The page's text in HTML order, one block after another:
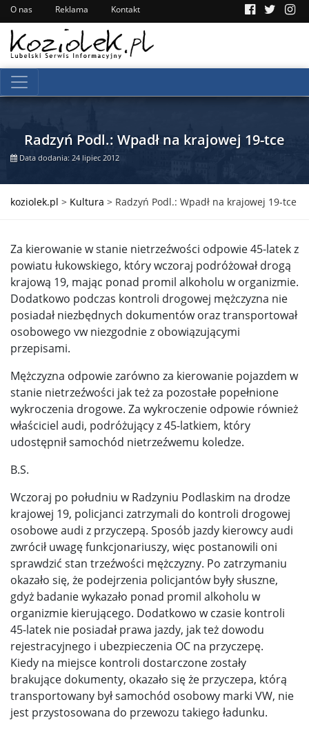
O nas Reklama Kontakt
Radzyń Podl.: Wpadł na krajowej 19-tce
Data dodania: 24 lipiec 2012
koziolek.pl > Kultura > Radzyń Podl.: Wpadł na krajowej 19-tce
Za kierowanie w stanie nietrzeźwości odpowie 45-latek z
powiatu łukowskiego, który wczoraj podróżował drogą
krajową 19, mając ponad promil alkoholu w organizmie.
Dodatkowo podczas kontroli drogowej mężczyzna nie
posiadał niezbędnych dokumentów oraz transportował
osobowego vw niezgodnie z obowiązującymi
przepisami.
Mężczyzna odpowie zarówno za kierowanie pojazdem w
stanie nietrzeźwości jak też za pozostałe popełnione
wykroczenia drogowe. Za wykroczenie odpowie również
właściciel audi, podróżujący z 45-latkiem, który
udostępnił samochód nietrzeźwemu koledze.
B.S.
Wczoraj po południu w Radzyniu Podlaskim na drodze
krajowej 19, policjanci zatrzymali do kontroli drogowej
osobowe audi z przyczepą. Sposób jazdy kierowcy audi
zwrócił uwagę funkcjonariuszy, więc postanowili oni
sprawdzić stan trzeźwości mężczyzny. Po zatrzymaniu
okazało się, że podejrzenia policjantów były słuszne,
gdyż badanie wykazało ponad promil alkoholu w
organizmie kierującego. Dodatkowo w czasie kontroli
45-latek nie posiadał prawa jazdy, jak też dowodu
rejestracyjnego i ubezpieczenia OC na przyczepę.
Kiedy na miejsce kontroli dostarczone zostały
brakujące dokumenty, okazało się że przyczepa, którą
transportowany był samochód osobowy marki VW, nie
jest przystosowana do przewozu takiego ładunku.